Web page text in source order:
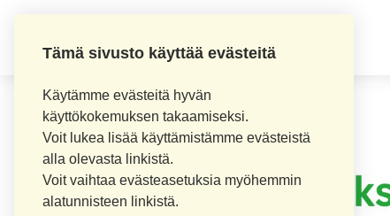
Tämä sivusto käyttää evästeitä
Käytämme evästeitä hyvän
käyttökokemuksen takaamiseksi.
Voit lukea lisää käyttämistämme evästeistä
alla olevasta linkistä.
Voit vaihtaa evästeasetuksia myöhemmin
alatunnisteen linkistä.